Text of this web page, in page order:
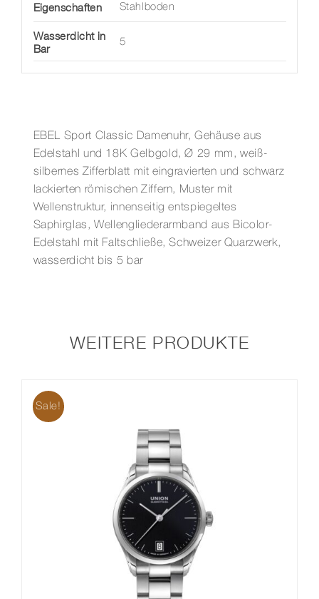
Eigenschaften Stahlboden
Wasserdicht in
Bar
5
EBEL Sport Classic Damenuhr, Gehäuse aus
Edelstahl und 18K Gelbgold, Ø 29 mm, weiß-
silbernes Zifferblatt mit eingravierten und schwarz
lackierten römischen Ziffern, Muster mit
Wellenstruktur, innenseitig entspiegeltes
Saphirglas, Wellengliederarmband aus Bicolor-
Edelstahl mit Faltschließe, Schweizer Quarzwerk,
wasserdicht bis 5 bar
WEITERE PRODUKTE
Sale!